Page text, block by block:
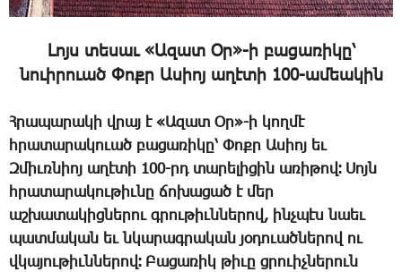
­Լոյս տե­սաւ «Ա­զատ Օր»-ի բա­ցա­ռի­կը՝
նո­ւի­րո­ւած ­Փոքր Ա­սիոյ ա­ղէ­տի 100-ա­մեա­կին
Հ­րա­պա­րա­կի վրայ է «Ա­զատ Օր»-ի կող­մէ
հրա­տա­րա­կո­ւած բա­ցա­ռի­կը՝ ­Փոքր Ա­սիոյ եւ
Զ­միւռ­նիոյ ա­ղէ­տի 100-րդ ­տա­րե­լի­ցին ա­ռի­թով։ ­Սոյն
հրա­տա­րա­կու­թիւ­նը ճո­խա­ցած է մեր
աշ­խա­տա­կից­նե­րու գրու­թիւն­նե­րով, ինչ­պէս նաեւ
պատ­մա­կան եւ նկա­րագ­րա­կան յօ­դո­ւած­նե­րով ու
վկա­յու­թիւն­նե­րով։ ­Բա­ցա­ռիկ թի­ւը ցրո­ւիչ­նե­րուն